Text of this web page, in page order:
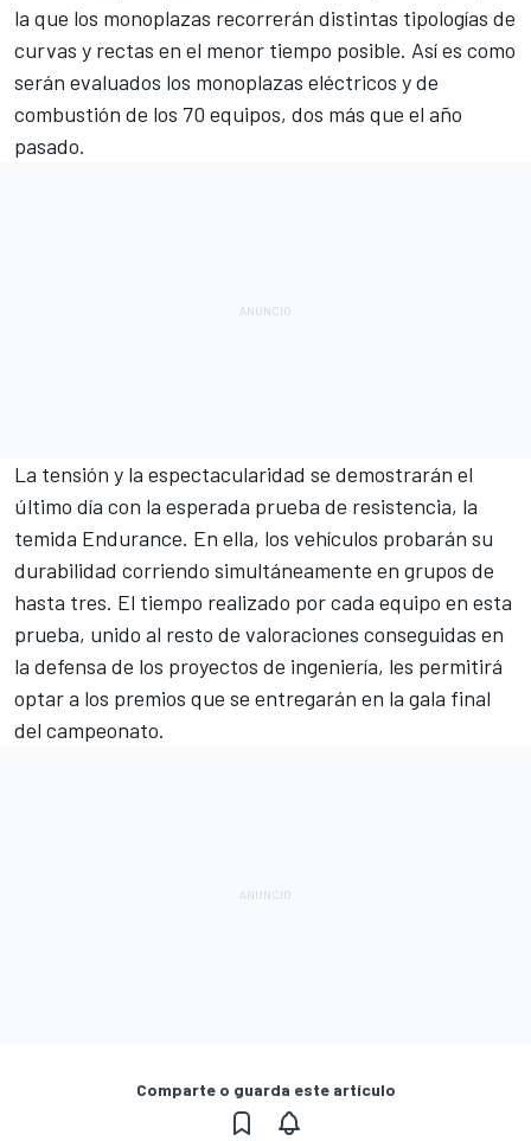
la que los monoplazas recorrerán distintas tipologías de
curvas y rectas en el menor tiempo posible. Así es como
serán evaluados los monoplazas eléctricos y de
combustión de los 70 equipos, dos más que el año
pasado.
La tensión y la espectacularidad se demostrarán el
último día con la esperada prueba de resistencia, la
temida Endurance. En ella, los vehículos probarán su
durabilidad corriendo simultáneamente en grupos de
hasta tres. El tiempo realizado por cada equipo en esta
prueba, unido al resto de valoraciones conseguidas en
la defensa de los proyectos de ingeniería, les permitirá
optar a los premios que se entregarán en la gala final
del campeonato.
Comparte o guarda este artículo